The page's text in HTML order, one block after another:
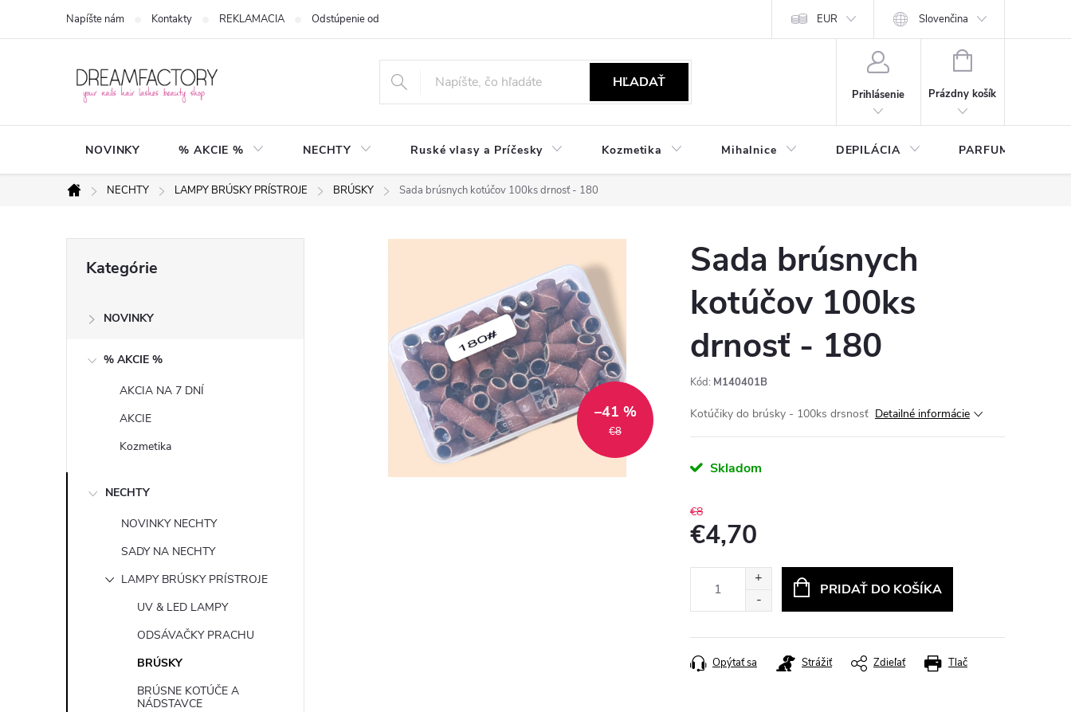
Napíšte nám Kontakty REKLAMACIA Odstúpenie od zmluvy Podmienky ochrany osobných údajov EUR Slovenčina
HĽADAŤ
Prihlásenie
NÁKUPNÝ
Prázdny košík
NOVINKY % AKCIE % NECHTY Ruské vlasy a Príčesky Kozmetika Mihalnice DEPILÁCIA PARFUMY
Domov
NECHTY LAMPY BRÚSKY PRÍSTROJE BRÚSKY Sada brúsnych kotúčov 100ks drnosť - 180
kategórie
Kategórie
NOVINKY
% AKCIE %
AKCIA NA 7 DNÍ
AKCIE
Kozmetika
NECHTY
NOVINKY NECHTY
SADY NA NECHTY
LAMPY BRÚSKY PRÍSTROJE
UV & LED LAMPY
ODSÁVAČKY PRACHU
BRÚSKY
BRÚSNE KOTÚČE A
NÁDSTAVCE
€8
–41 %
Sada brúsnych
kotúčov 100ks
drnosť - 180
Kód: M140401B
Kotúčiky do brúsky - 100ks drsnosť Detailné informácie
Skladom
€8
€4,70
PRIDAŤ DO KOŠÍKA
Tlač
Opýtať sa Strážiť Zdieľať